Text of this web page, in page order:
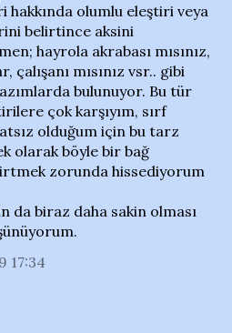
hakkında olumlu eleştiri veya
belirtince aksini
hayrola akrabası mısınız,
çalışanı mısınız vsr.. gibi
bulunuyor. Bu tür
çok karşıyım, sırf
olduğum için bu tarz
olarak böyle bir bağ
zorunda hissediyorum
da biraz daha sakin olması
17:34